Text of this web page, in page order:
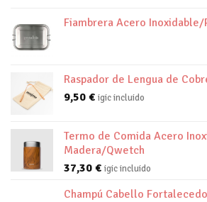
Fiambrera Acero Inoxidable/
Raspador de Lengua de
9,50 € igic incluido
Termo de Comida Acero
Madera/Qwetch
37,30 € igic incluido
Champú Cabello